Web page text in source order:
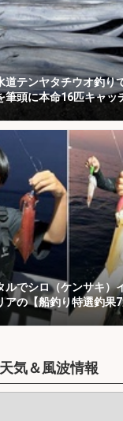
道テンヤタチウオ釣り
筆頭に本命16匹キャッ
ルでシロ（ケンサキ）
アの【船釣り特選釣果7
気＆風波情報